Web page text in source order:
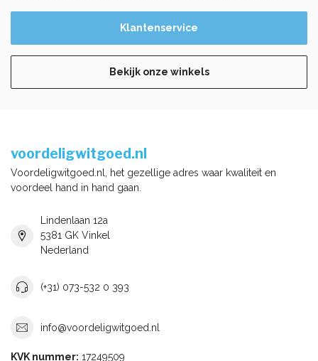
Klantenservice
Bekijk onze winkels
voordeligwitgoed.nl
Voordeligwitgoed.nl, het gezellige adres waar kwaliteit en
voordeel hand in hand gaan.
Lindenlaan 12a
5381 GK Vinkel
Nederland
(+31) 073-532 0 393
info@voordeligwitgoed.nl
KVK nummer: 17249509